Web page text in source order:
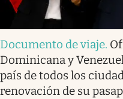
Documento de viaje.
Dominicana y
país de todos los
renovación de su